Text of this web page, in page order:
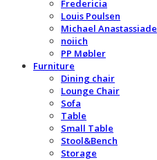
Fredericia
Louis Poulsen
Michael Anastassiade
noiich
PP Møbler
Furniture
Dining chair
Lounge Chair
Sofa
Table
Small Table
Stool&Bench
Storage